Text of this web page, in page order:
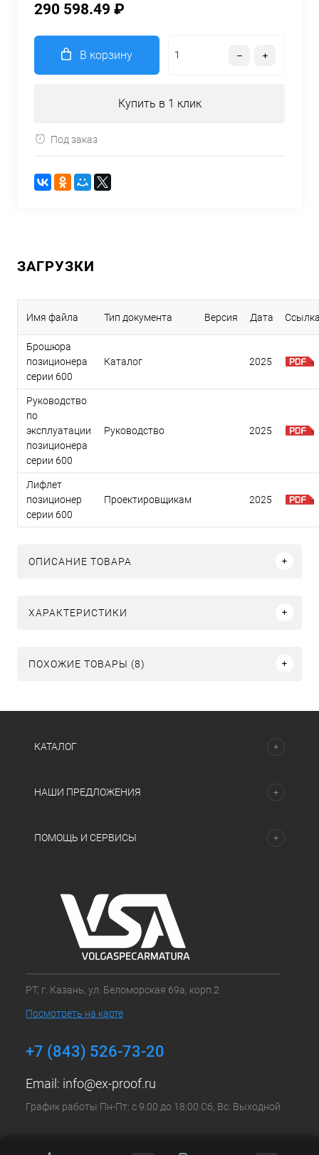
290 598.49 ₽
В корзину
Купить в 1 клик
Под заказ
ЗАГРУЗКИ
Имя файла Тип документа Версия Дата
Брошюра
позиционера
серии 600
Каталог 2025
Руководство
по
эксплуатации
позиционера
серии 600
Руководство 2025
Лифлет
позиционер
серии 600
Проектировщикам 2025
ОПИСАНИЕ ТОВАРА
ХАРАКТЕРИСТИКИ
ПОХОЖИЕ ТОВАРЫ (8)
КАТАЛОГ
НАШИ ПРЕДЛОЖЕНИЯ
ПОМОЩЬ И СЕРВИСЫ
РТ, г. Казань, ул. Беломорская 69а, корп.2
Посмотреть на карте
+7 (843) 526-73-20
Email: info@ex-proof.ru
График работы Пн-Пт: с 9:00 до 18:00 Сб, Вс: Выходной